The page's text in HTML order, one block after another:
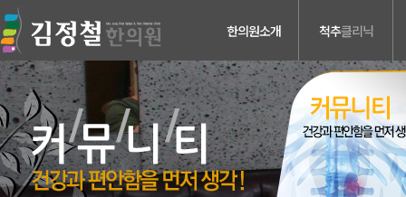
한의원소개 척추클리닉
의료진소개
진료안내
검사장비소개
치료장비소개
병원둘러보기
찾아오시는길
허리디스크
목디스크
척추관 협착증
척추분리증 &
척추전방전위증
척추수술후유증